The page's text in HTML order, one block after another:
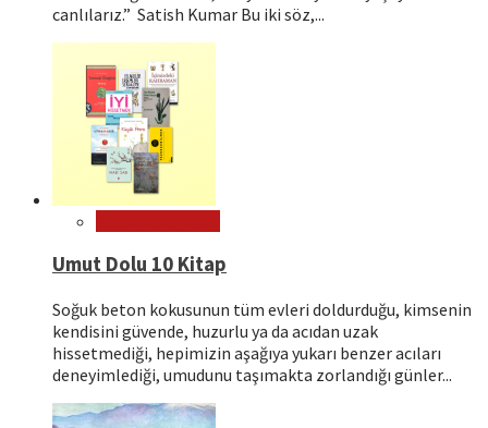
canlılarız.” Satish Kumar Bu iki söz,...
Umut Dolu 10 Kitap
Soğuk beton kokusunun tüm evleri doldurduğu, kimsenin
kendisini güvende, huzurlu ya da acıdan uzak
hissetmediği, hepimizin aşağıya yukarı benzer acıları
deneyimlediği, umudunu taşımakta zorlandığı günler...